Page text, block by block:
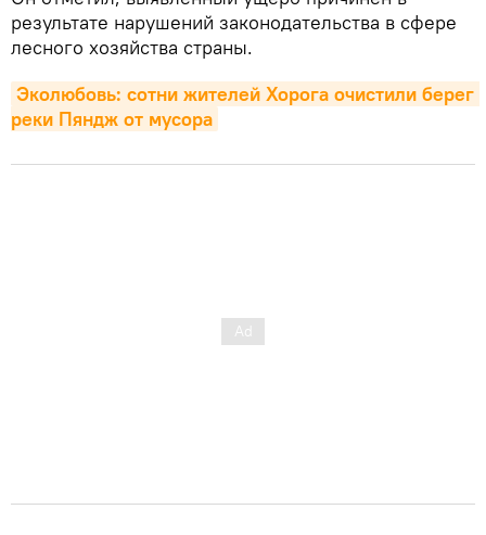
результате нарушений законодательства в сфере
лесного хозяйства страны.
Эколюбовь: сотни жителей Хорога очистили берег
реки Пяндж от мусора